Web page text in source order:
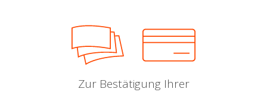
Zur Bestätigung Ihrer